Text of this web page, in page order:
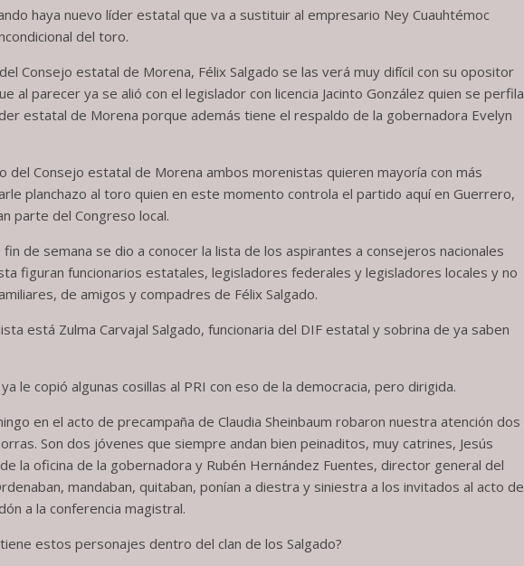
haya nuevo líder estatal que va a sustituir al empresario Ney Cuauhtémoc
del toro.
Consejo estatal de Morena, Félix Salgado se las verá muy difícil con su opositor
al parecer ya se alió con el legislador con licencia Jacinto González quien se perfila
estatal de Morena porque además tiene el respaldo de la gobernadora Evelyn
del Consejo estatal de Morena ambos morenistas quieren mayoría con más
planchazo al toro quien en este momento controla el partido aquí en Guerrero,
parte del Congreso local.
de semana se dio a conocer la lista de los aspirantes a consejeros nacionales
figuran funcionarios estatales, legisladores federales y legisladores locales y no
de amigos y compadres de Félix Salgado.
está Zulma Carvajal Salgado, funcionaria del DIF estatal y sobrina de ya saben
le copió algunas cosillas al PRI con eso de la democracia, pero dirigida.
en el acto de precampaña de Claudia Sheinbaum robaron nuestra atención dos
Son dos jóvenes que siempre andan bien peinaditos, muy catrines, Jesús
la oficina de la gobernadora y Rubén Hernández Fuentes, director general del
mandaban, quitaban, ponían a diestra y siniestra a los invitados al acto de
a la conferencia magistral.
estos personajes dentro del clan de los Salgado?